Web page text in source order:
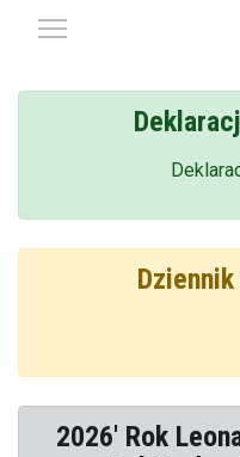
2026' Rok